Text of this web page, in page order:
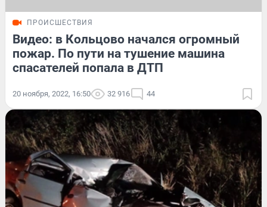
ПРОИСШЕСТВИЯ
Видео: в Кольцово начался огромный
пожар. По пути на тушение машина
спасателей попала в ДТП
20 ноября, 2022, 16:50 32 916 44